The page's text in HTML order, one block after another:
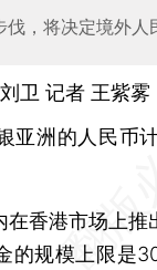
伐，将决定境外人
刘卫 记者 王紫雾
洲的人民币计
香港市场上推
的规模上限是